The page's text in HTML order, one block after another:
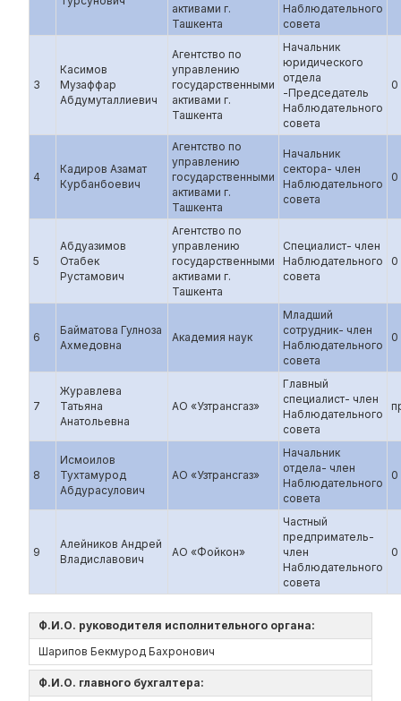
активами г.
Ташкента
Наблюдательного
совета
3
Касимов
Музаффар
Абдумуталлиевич
Агентство по
управлению
государственными
активами г.
Ташкента
Начальник
юридического
отдела
-Председатель
Наблюдательного
совета
0
4
Кадиров Азамат
Курбанбоевич
Агентство по
управлению
государственными
активами г.
Ташкента
Начальник
сектора- член
Наблюдательного
совета
0
5
Абдуазимов
Отабек
Рустамович
Агентство по
управлению
государственными
активами г.
Ташкента
Специалист- член
Наблюдательного
совета
0
6
Байматова Гулноза
Ахмедовна
Академия наук
Младший
сотрудник- член
Наблюдательного
совета
0
7
Журавлева
Татьяна
Анатольевна
АО «Узтрансгаз»
Главный
специалист- член
Наблюдательного
совета
8
Исмоилов
Тухтамурод
Абдурасулович
АО «Узтрансгаз»
Начальник
отдела- член
Наблюдательного
совета
0
9
Алейников Андрей
Владиславович
АО «Фойкон»
Частный
предприматель-
член
Наблюдательного
совета
0
Ф.И.О. руководителя исполнительного органа:
Шарипов Бекмурод Бахронович
Ф.И.О. главного бухгалтера: